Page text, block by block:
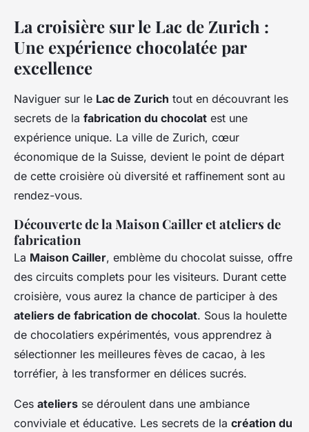
La croisière sur le Lac de Zurich :
Une expérience chocolatée par
excellence
Naviguer sur le Lac de Zurich tout en découvrant les
secrets de la fabrication du chocolat est une
expérience unique. La ville de Zurich, cœur
économique de la Suisse, devient le point de départ
de cette croisière où diversité et raffinement sont au
rendez-vous.
Découverte de la Maison Cailler et ateliers de
fabrication
La Maison Cailler, emblème du chocolat suisse, offre
des circuits complets pour les visiteurs. Durant cette
croisière, vous aurez la chance de participer à des
ateliers de fabrication de chocolat. Sous la houlette
de chocolatiers expérimentés, vous apprendrez à
sélectionner les meilleures fèves de cacao, à les
torréfier, à les transformer en délices sucrés.
Ces ateliers se déroulent dans une ambiance
conviviale et éducative. Les secrets de la création du